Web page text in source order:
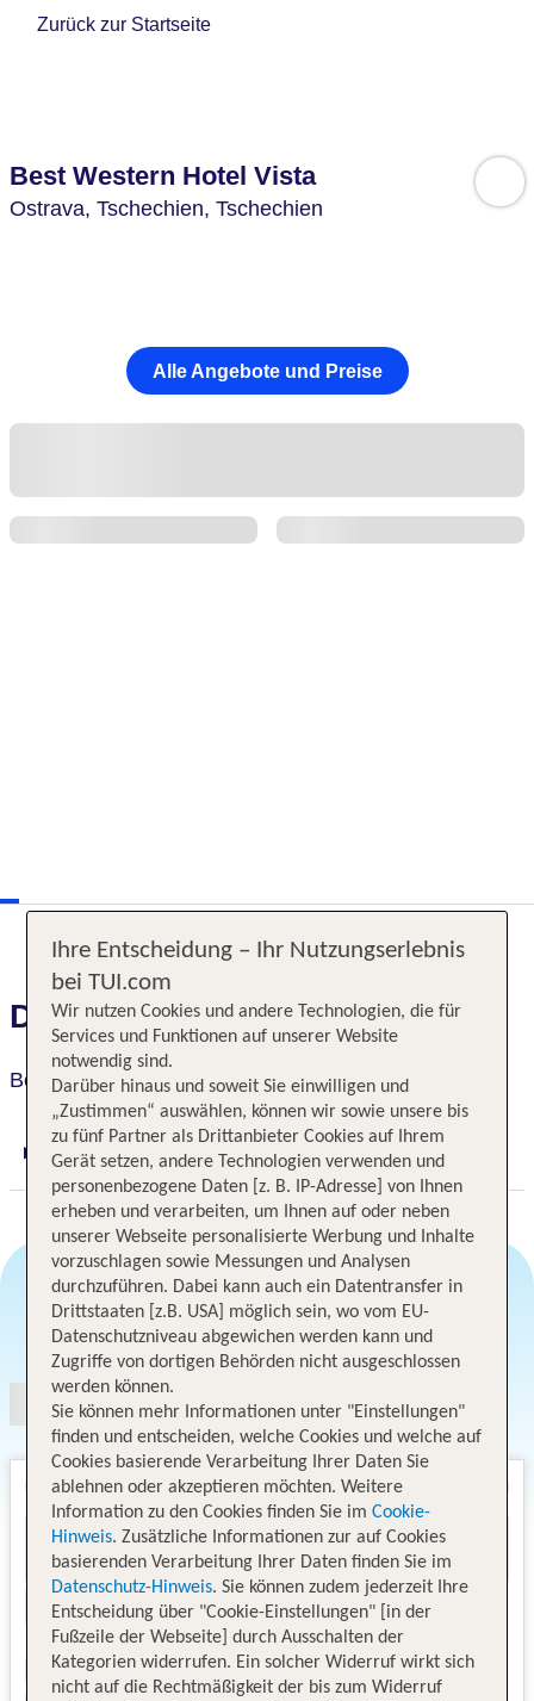
Zurück zur Startseite
Best Western Hotel Vista
Ostrava, Tschechien, Tschechien
Alle Angebote und Preise
Das erwartet Sie
Best Western Hotel Vista
Digitaler und telefonischer 24/7 TUI Service
Angebotsauswahl
Ihre Entscheidung – Ihr Nutzungserlebnis
bei TUI.com
Wir nutzen Cookies und andere Technologien, die für
Services und Funktionen auf unserer Website
notwendig sind.
Darüber hinaus und soweit Sie einwilligen und
„Zustimmen“ auswählen, können wir sowie unsere bis
zu fünf Partner als Drittanbieter Cookies auf Ihrem
Gerät setzen, andere Technologien verwenden und
personenbezogene Daten [z. B. IP-Adresse] von Ihnen
erheben und verarbeiten, um Ihnen auf oder neben
unserer Webseite personalisierte Werbung und Inhalte
vorzuschlagen sowie Messungen und Analysen
durchzuführen. Dabei kann auch ein Datentransfer in
Drittstaaten [z.B. USA] möglich sein, wo vom EU-
Datenschutzniveau abgewichen werden kann und
Zugriffe von dortigen Behörden nicht ausgeschlossen
werden können.
Sie können mehr Informationen unter "Einstellungen"
finden und entscheiden, welche Cookies und welche auf
Cookies basierende Verarbeitung Ihrer Daten Sie
ablehnen oder akzeptieren möchten. Weitere
Information zu den Cookies finden Sie im Cookie-
Hinweis. Zusätzliche Informationen zur auf Cookies
basierenden Verarbeitung Ihrer Daten finden Sie im
Datenschutz-Hinweis. Sie können zudem jederzeit Ihre
Entscheidung über "Cookie-Einstellungen" [in der
Fußzeile der Webseite] durch Ausschalten der
Kategorien widerrufen. Ein solcher Widerruf wirkt sich
nicht auf die Rechtmäßigkeit der bis zum Widerruf